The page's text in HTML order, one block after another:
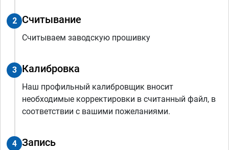
2 Считывание
Считываем заводскую прошивку
3 Калибровка
Наш профильный калибровщик вносит
необходимые корректировки в считанный файл, в
соответствии с вашими пожеланиями.
4 Запись